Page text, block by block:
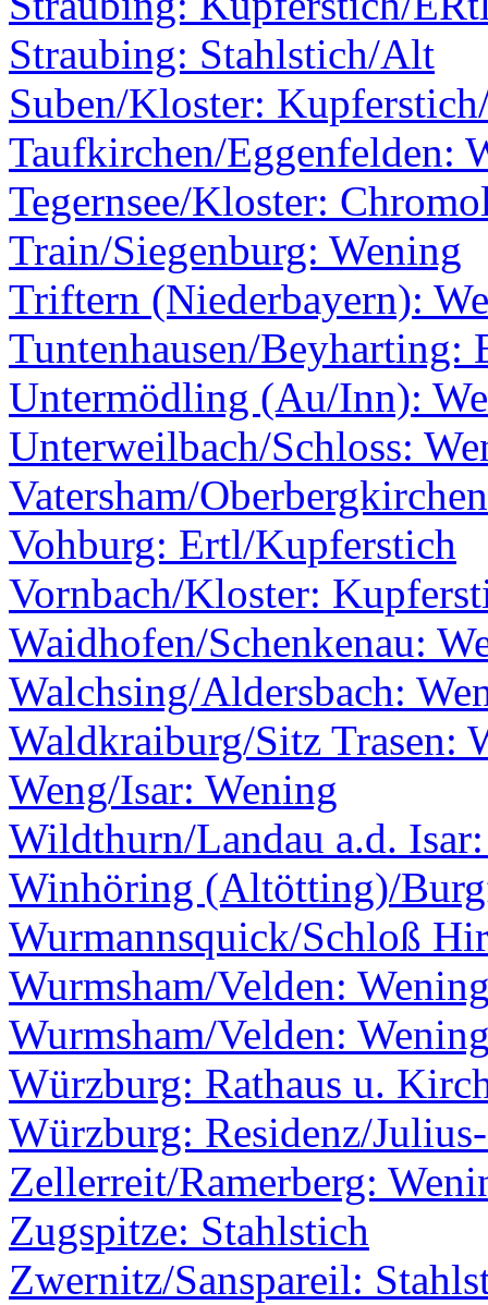
Straubing: Stahlstich/Alt
Suben/Kloster:
Taufkirchen/Eggenfelden:
Tegernsee/Kloster:
Train/Siegenburg: Wening
Triftern (Niederbayern):
Tuntenhausen/Beyharting:
Untermödling (Au/Inn):
Unterweilbach/Schloss:
Vatersham/
Vohburg: Ertl/Kupferstich
Vornbach/Kloster:
Waidhofen/Schenkenau:
Walchsing/Aldersbach:
Waldkraiburg/Sitz Trasen:
Weng/Isar: Wening
Wildthurn/Landau a.d.
Winhöring (Altötting)/
Wurmannsquick/Schloß
Wurmsham/Velden:
Wurmsham/Velden:
Würzburg: Rathaus u.
Würzburg: Residenz/
Zellerreit/Ramerberg:
Zugspitze: Stahlstich
Zwernitz/Sanspareil: